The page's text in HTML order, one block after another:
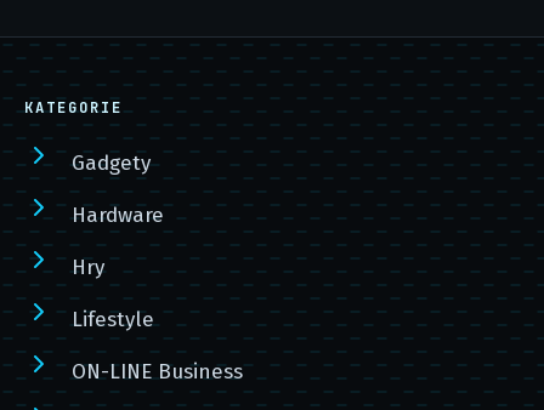
KATEGORIE
Gadgety
Hardware
Hry
Lifestyle
ON-LINE Business